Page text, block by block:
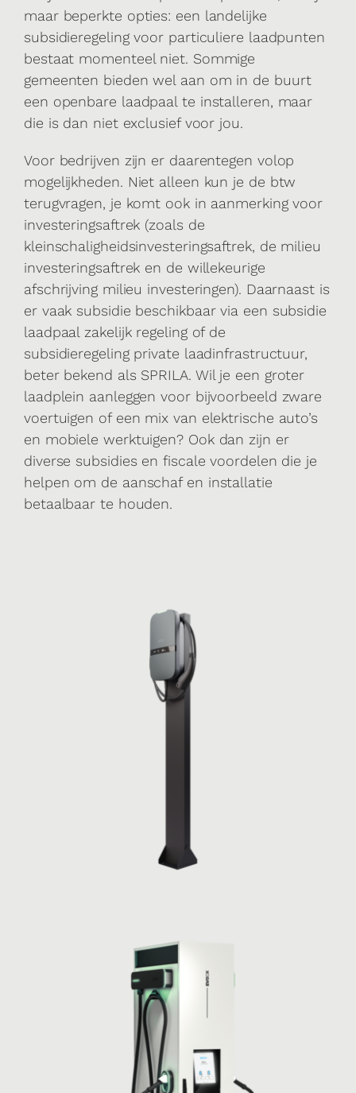
maar beperkte opties: een landelijke
subsidieregeling voor particuliere laadpunten
bestaat momenteel niet. Sommige
gemeenten bieden wel aan om in de buurt
een openbare laadpaal te installeren, maar
die is dan niet exclusief voor jou.
Voor bedrijven zijn er daarentegen volop
mogelijkheden. Niet alleen kun je de btw
terugvragen, je komt ook in aanmerking voor
investeringsaftrek (zoals de
kleinschaligheidsinvesteringsaftrek, de milieu
investeringsaftrek en de willekeurige
afschrijving milieu investeringen). Daarnaast is
er vaak subsidie beschikbaar via een subsidie
laadpaal zakelijk regeling of de
subsidieregeling private laadinfrastructuur,
beter bekend als SPRILA. Wil je een groter
laadplein aanleggen voor bijvoorbeeld zware
voertuigen of een mix van elektrische auto’s
en mobiele werktuigen? Ook dan zijn er
diverse subsidies en fiscale voordelen die je
helpen om de aanschaf en installatie
betaalbaar te houden.